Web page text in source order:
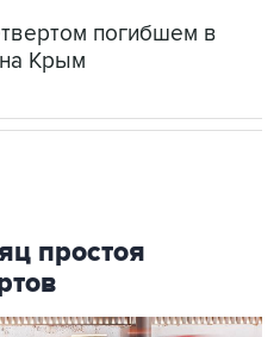
погибшем в
Крым
простоя